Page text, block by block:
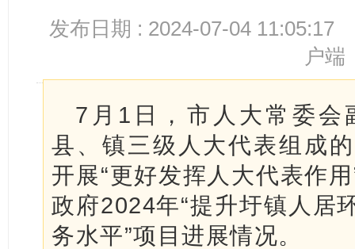
发布日期 : 2024-07-04 11:05:17
户端
7月1日，市人大常委会
县、镇三级人大代表组成
开展“更好发挥人大代表作
政府2024年“提升圩镇人居
务水平”项目进展情况。